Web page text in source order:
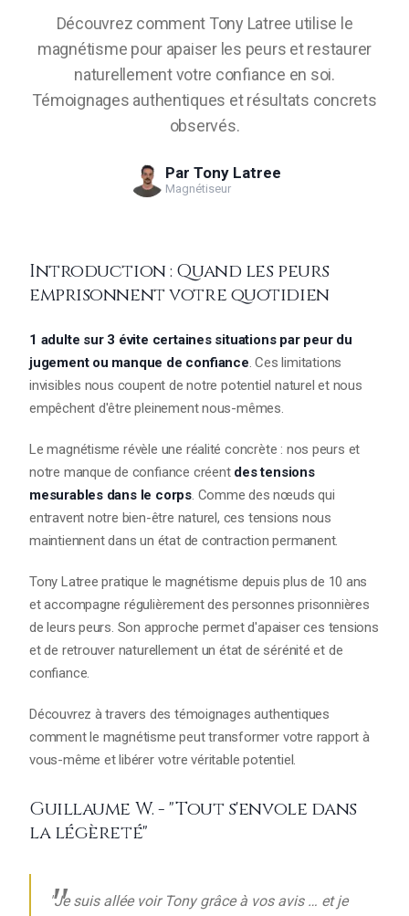
Découvrez comment Tony Latree utilise le
magnétisme pour apaiser les peurs et restaurer
naturellement votre confiance en soi.
Témoignages authentiques et résultats concrets
observés.
Par Tony Latree
Magnétiseur
Introduction : Quand les peurs
emprisonnent votre quotidien
1 adulte sur 3 évite certaines situations par peur du
jugement ou manque de confiance. Ces limitations
invisibles nous coupent de notre potentiel naturel et nous
empêchent d'être pleinement nous-mêmes.
Le magnétisme révèle une réalité concrète : nos peurs et
notre manque de confiance créent des tensions
mesurables dans le corps. Comme des nœuds qui
entravent notre bien-être naturel, ces tensions nous
maintiennent dans un état de contraction permanent.
Tony Latree pratique le magnétisme depuis plus de 10 ans
et accompagne régulièrement des personnes prisonnières
de leurs peurs. Son approche permet d'apaiser ces tensions
et de retrouver naturellement un état de sérénité et de
confiance.
Découvrez à travers des témoignages authentiques
comment le magnétisme peut transformer votre rapport à
vous-même et libérer votre véritable potentiel.
Guillaume W. - "Tout s'envole dans
la légèreté"
"Je suis allée voir Tony grâce à vos avis … et je